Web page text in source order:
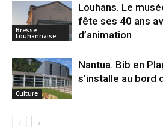
Bresse
Louhannaise
Louhans. Le
fête ses 40 ans
d’animation
Culture
Nantua. Bib en
s’installe au bord